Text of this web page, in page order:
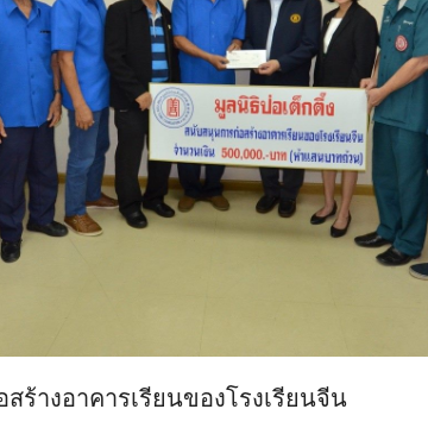
ร้างอาคารเรียนของโรงเรียนจีน